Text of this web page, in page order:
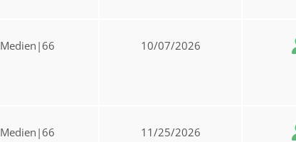
Medien|66 10/07/2026
Medien|66 11/25/2026